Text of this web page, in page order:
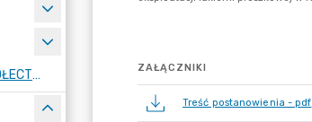
JEDNOSTKI POMOCNICZE (SOŁECTWA) ZAŁĄCZNIKI
Treść postanowienia - pdf